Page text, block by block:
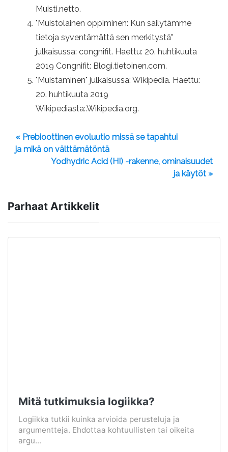
Muisti.netto.
"Muistolainen oppiminen: Kun säilytämme
tietoja syventämättä sen merkitystä"
julkaisussa: congnifit. Haettu: 20. huhtikuuta
2019 Congnifit: Blogi.tietoinen.com.
"Muistaminen" julkaisussa: Wikipedia. Haettu:
20. huhtikuuta 2019
Wikipediasta:.Wikipedia.org.
« Prebioottinen evoluutio missä se tapahtui
ja mikä on välttämätöntä
Yodhydric Acid (HI) -rakenne, ominaisuudet
ja käytöt »
Parhaat Artikkelit
Mitä tutkimuksia logiikka?
Logiikka tutkii kuinka arvioida perusteluja ja
argumentteja. Ehdottaa kohtuullisten tai oikeita
argu...